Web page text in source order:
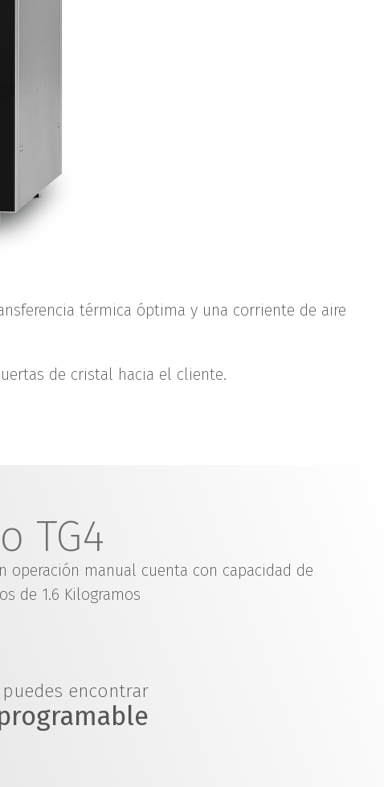
térmica óptima y una corriente de aire
de cristal hacia el cliente.
TG4
operación manual cuenta con capacidad de
de 1.6 Kilogramos
encontrar